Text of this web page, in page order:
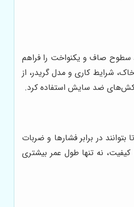
سطوح صاف و یکنواخت را فراهم
شرایط کاری و مدل گریدر، از
روکش‌های ضد سایش استفاده کرد.
در برابر فشارها و ضربات
نه تنها طول عمر بیشتری